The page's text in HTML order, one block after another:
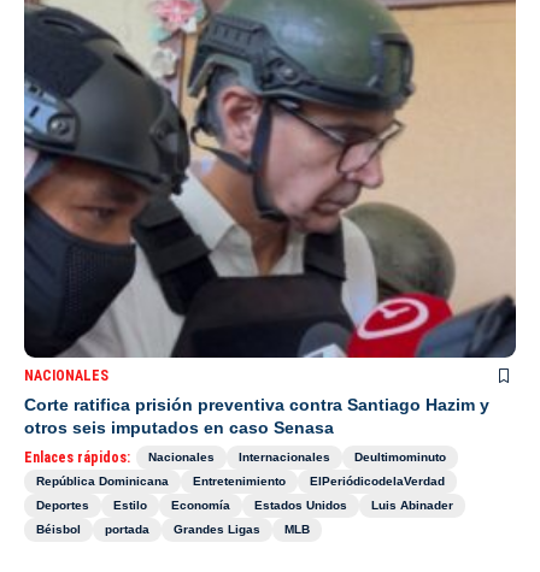
NACIONALES
Corte ratifica prisión preventiva contra Santiago Hazim y
otros seis imputados en caso Senasa
Enlaces rápidos: Nacionales Internacionales
Deultimominuto
República Dominicana
Entretenimiento
ElPeriódicodelaVerdad
Deportes
Estilo Economía Estados Unidos
Luis Abinader
Béisbol
portada Grandes Ligas MLB